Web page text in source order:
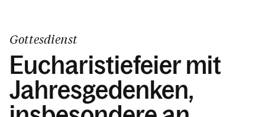
Gottesdienst
Eucharistiefeier mit
Jahresgedenken,